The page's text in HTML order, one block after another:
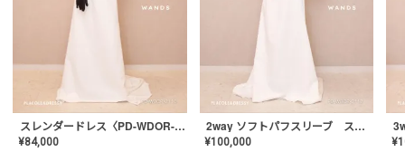
スレンダードレス〈PD-WDOR-2110〉
¥84,000
2way ソフトパフスリーブ スレンダードレス〈PD-WDOR-2112〉
¥100,000 ¥